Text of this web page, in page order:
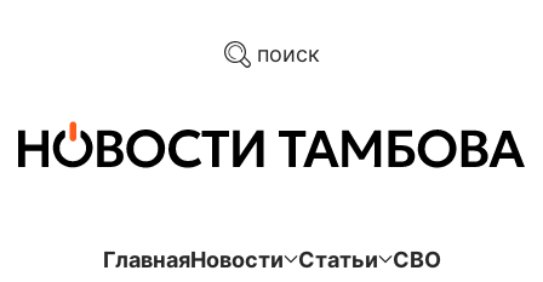
поиск
ГлавнаяНовости Статьи СВО